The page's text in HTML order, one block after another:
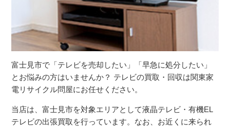
富士見市で「テレビを売却したい」「早急に処分したい」
とお悩みの方はいませんか？ テレビの買取・回収は関東家
電リサイクル問屋にお任せください。
当店は、富士見市を対象エリアとして液晶テレビ・有機EL
テレビの出張買取を行っています。なお、お近くに来られ